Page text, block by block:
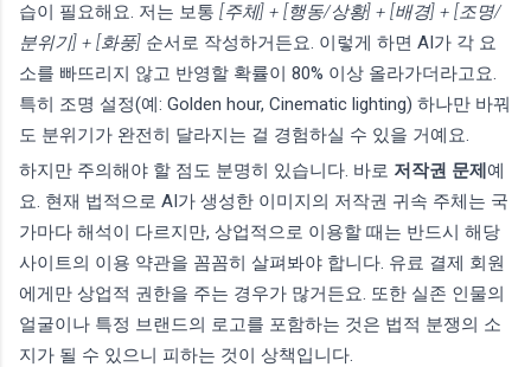
습이 필요해요. 저는 보통 [주체] + [행동/상황] + [배경] + [조명/
분위기] + [화풍] 순서로 작성하거든요. 이렇게 하면 AI가 각 요
소를 빠뜨리지 않고 반영할 확률이 80% 이상 올라가더라고요.
특히 조명 설정(예: Golden hour, Cinematic lighting) 하나만 바꿔
도 분위기가 완전히 달라지는 걸 경험하실 수 있을 거예요.
하지만 주의해야 할 점도 분명히 있습니다. 바로 저작권 문제예
요. 현재 법적으로 AI가 생성한 이미지의 저작권 귀속 주체는 국
가마다 해석이 다르지만, 상업적으로 이용할 때는 반드시 해당
사이트의 이용 약관을 꼼꼼히 살펴봐야 합니다. 유료 결제 회원
에게만 상업적 권한을 주는 경우가 많거든요. 또한 실존 인물의
얼굴이나 특정 브랜드의 로고를 포함하는 것은 법적 분쟁의 소
지가 될 수 있으니 피하는 것이 상책입니다.